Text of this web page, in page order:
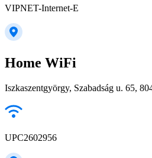
VIPNET-Internet-E
Home WiFi
Iszkaszentgyörgy, Szabadság u. 65,
UPC2602956